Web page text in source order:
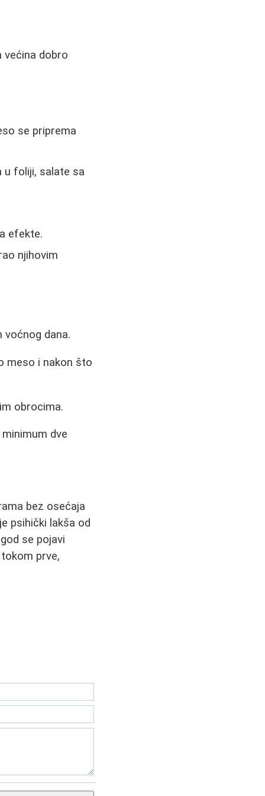
većina dobro
se priprema
u foliji, salate sa
efekte.
njihovim
dana.
meso i nakon što
obrocima.
dve
bez osećaja
psihički lakša od
se pojavi
prve,